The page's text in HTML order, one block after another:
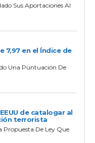
Sus Aportaciones Al
7,97 en el Índice de
Una Puntuación De
de catalogar al
terrorista
Propuesta De Ley Que